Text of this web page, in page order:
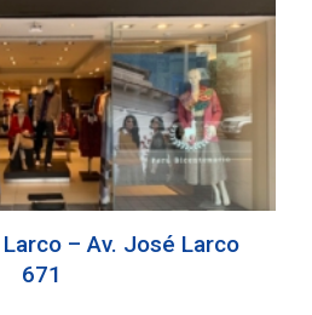
– Av. José Larco
671